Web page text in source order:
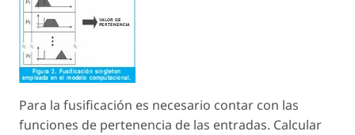
Para la fusificación es necesario contar con las
funciones de pertenencia de las entradas. Calcular